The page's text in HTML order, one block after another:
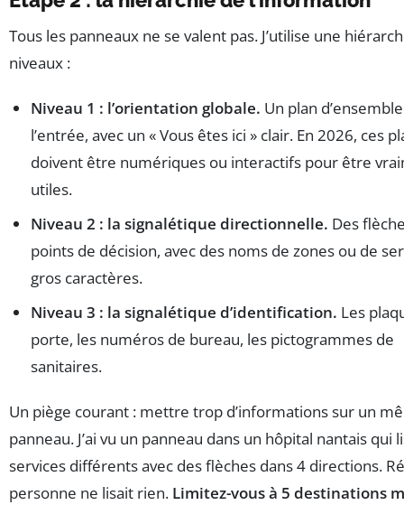
Tous les panneaux ne se valent pas. J’utilise une
niveaux :
Niveau 1 : l’orientation globale. Un plan
l’entrée, avec un « Vous êtes ici » clair. En 2026, ces
doivent être numériques ou interactifs pour être
utiles.
Niveau 2 : la signalétique directionnelle. Des
points de décision, avec des noms de zones ou de
gros caractères.
Niveau 3 : la signalétique d’identification. Les
porte, les numéros de bureau, les pictogrammes de
sanitaires.
Un piège courant : mettre trop d’informations sur un
panneau. J’ai vu un panneau dans un hôpital nantais qui
services différents avec des flèches dans 4 directions.
personne ne lisait rien. Limitez-vous à 5 destinations